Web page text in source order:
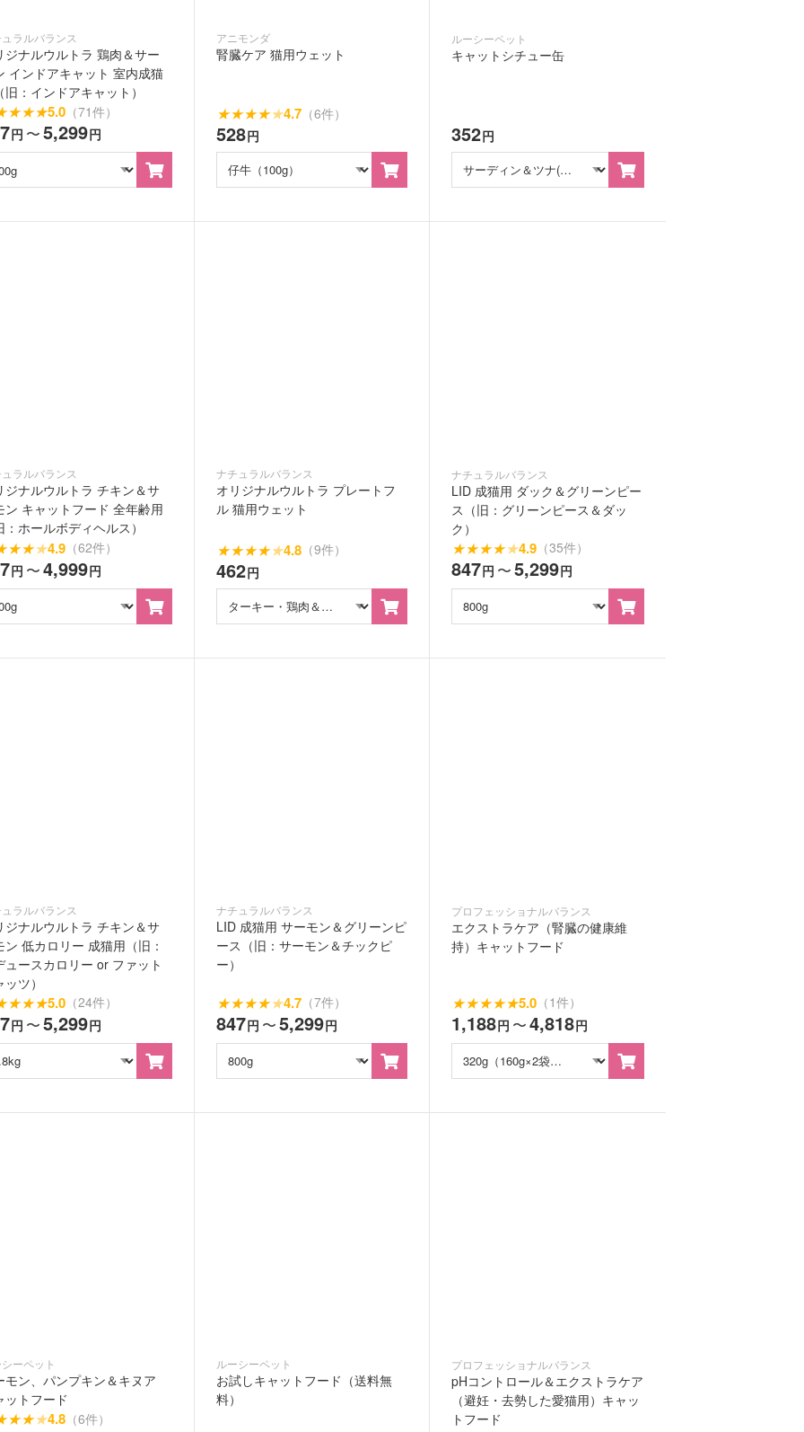
ラルバランス
ジナルウルトラ 鶏肉＆サー
インドアキャット 室内成猫
旧：インドアキャット）
★★★5.0 （71件）
円 〜5,299円
アニモンダ
腎臓ケア 猫用ウェット
★★★★★4.7（6件）
528円
ルーシーペット
キャットシチュー缶
352円
ラルバランス
ジナルウルトラ チキン＆サ
ン キャットフード 全年齢用
：ホールボディヘルス）
★★★4.9 （62件）
円 〜4,999円
ナチュラルバランス
オリジナルウルトラ プレートフ
ル 猫用ウェット
★★★★★4.8（9件）
462円
ナチュラルバランス
LID 成猫用 ダック＆グリーンピー
ス（旧：グリーンピース＆ダッ
ク）
★★★★★4.9 （35件）
847円 〜5,299円
ラルバランス
ジナルウルトラ チキン＆サ
ン 低カロリー 成猫用（旧：
ュースカロリー or ファット
ツ）
★★★5.0 （24件）
円 〜5,299円
ナチュラルバランス
LID 成猫用 サーモン＆グリーンピ
ース（旧：サーモン＆チックピ
ー）
★★★★★4.7（7件）
847円 〜5,299円
プロフェッショナルバランス
エクストラケア（腎臓の健康維
持）キャットフード
★★★★★5.0 （1件）
1,188円 〜4,818円
ーペット
モン、パンプキン＆キヌア
ットフード
★★★4.8 （6件）
ルーシーペット
お試しキャットフード（送料無
料）
プロフェッショナルバランス
pHコントロール＆エクストラケア
（避妊・去勢した愛猫用）キャッ
トフード